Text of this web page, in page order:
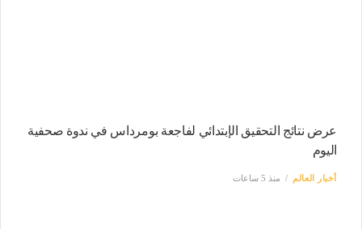
عرض نتائج التحقيق الإبتدائي لفاجعة بومرداس في ندوة صحفية
اليوم
أخبار العالم منذ 5 ساعات